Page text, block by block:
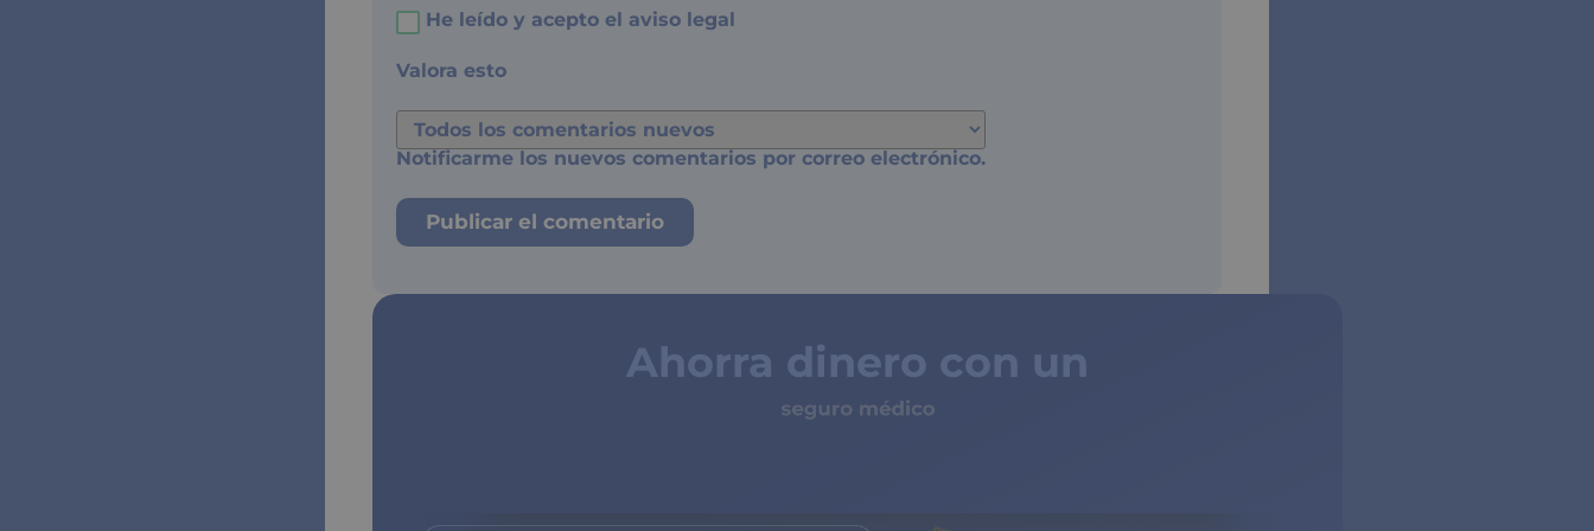
He leído y acepto el aviso legal
Valora esto
Notificarme los nuevos comentarios por correo electrónico.
Ahorra dinero con un
seguro médico